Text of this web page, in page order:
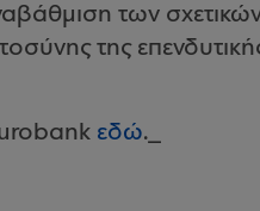
των
της
εδώ._